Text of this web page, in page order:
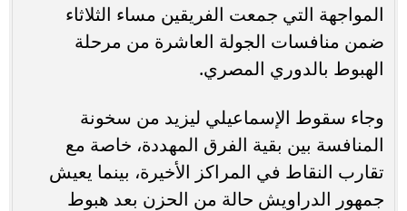
المواجهة التي جمعت الفريقين مساء الثلاثاء
ضمن منافسات الجولة العاشرة من مرحلة
الهبوط بالدوري المصري.
وجاء سقوط الإسماعيلي ليزيد من سخونة
المنافسة بين بقية الفرق المهددة، خاصة مع
تقارب النقاط في المراكز الأخيرة، بينما يعيش
جمهور الدراويش حالة من الحزن بعد هبوط